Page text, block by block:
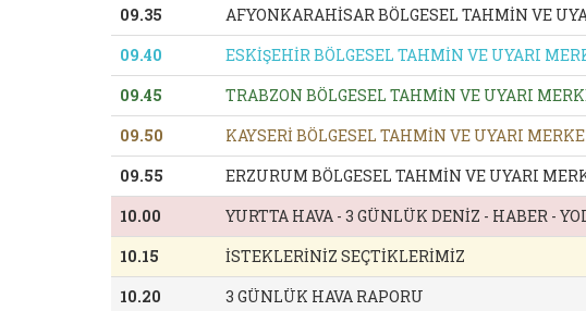
09.35
AFYONKARAHİSAR BÖLGESEL TAHMİN VE
09.40
ESKİŞEHİR BÖLGESEL TAHMİN VE UYARI
09.45
TRABZON BÖLGESEL TAHMİN VE UYARI
09.50
KAYSERİ BÖLGESEL TAHMİN VE UYARI
09.55
ERZURUM BÖLGESEL TAHMİN VE UYARI
10.00
YURTTA HAVA - 3 GÜNLÜK DENİZ - HABER -
10.15
İSTEKLERİNİZ SEÇTİKLERİMİZ
10.20
3 GÜNLÜK HAVA RAPORU